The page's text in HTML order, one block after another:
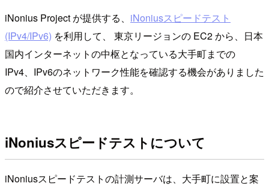
iNonius Project が提供する、 iNoniusスピードテスト
(IPv4/IPv6) を利用して、 東京リージョンの EC2 から、日本
国内インターネットの中枢となっている大手町までの
IPv4、IPv6のネットワーク性能を確認する機会がありました
ので紹介させていただきます。
iNoniusスピードテストについて
iNoniusスピードテストの計測サーバは、大手町に設置と案